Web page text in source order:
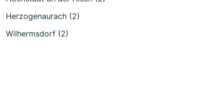
Herzogenaurach (2)
Wilhermsdorf (2)